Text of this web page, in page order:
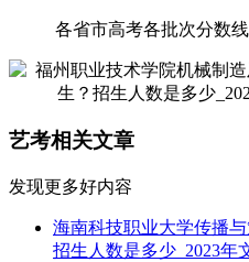
各省市高考各批次分数
艺考相关文章
发现更多好内容
海南科技职业大学传播
招生人数是多少_2023年